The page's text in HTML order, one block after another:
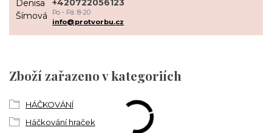
Zboží zařazeno v kategoriích
HÁČKOVÁNÍ
Háčkování hraček
+420722056123
Po - Pá: 8-20
info@protvorbu.cz